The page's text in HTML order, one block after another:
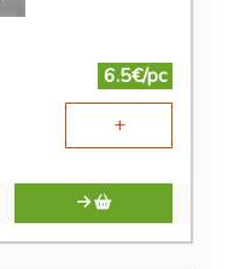
6.5€/pc
+